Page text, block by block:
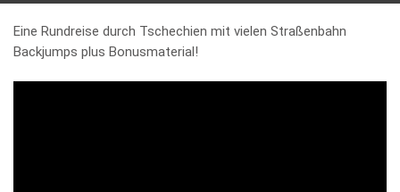
Eine Rundreise durch Tschechien mit vielen Straßenbahn
Backjumps plus Bonusmaterial!